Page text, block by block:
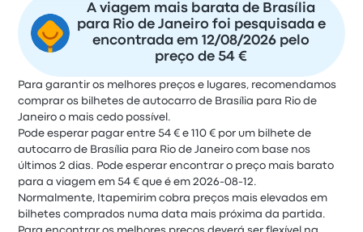
A viagem mais barata de Brasília
para Rio de Janeiro foi pesquisada e
encontrada em 12/08/2026 pelo
preço de 54 €
Para garantir os melhores preços e lugares, recomendamos
comprar os bilhetes de autocarro de Brasília para Rio de
Janeiro o mais cedo possível.
Pode esperar pagar entre 54 € e 110 € por um bilhete de
autocarro de Brasília para Rio de Janeiro com base nos
últimos 2 dias. Pode esperar encontrar o preço mais barato
para a viagem em 54 € que é em 2026-08-12.
Normalmente, Itapemirim cobra preços mais elevados em
bilhetes comprados numa data mais próxima da partida.